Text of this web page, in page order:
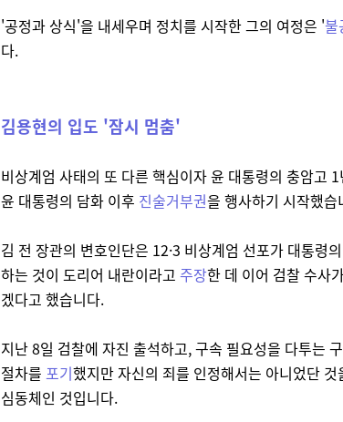
'공정과 상식'을 내세우며 정치를 시작한 그의 여정은 '불
다.
김용현의 입도 '잠시 멈춤'
비상계엄 사태의 또 다른 핵심이자 윤 대통령의 충암고
윤 대통령의 담화 이후 진술거부권을 행사하기 시작했습
김 전 장관의 변호인단은 12·3 비상계엄 선포가 대통령
하는 것이 도리어 내란이라고 주장한 데 이어 검찰 수사
겠다고 했습니다.
지난 8일 검찰에 자진 출석하고, 구속 필요성을 다투는
절차를 포기했지만 자신의 죄를 인정해서는 아니었단
심동체인 것입니다.